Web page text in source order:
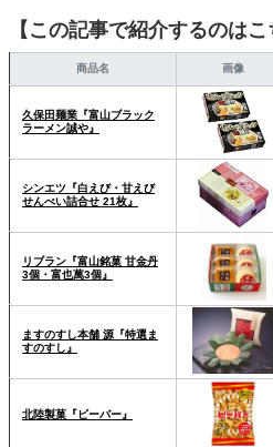
【この記事で紹介するのはこ
商品名 画像
久保田麺業『富山ブラック
ラーメン誠や』
シンエツ『白えび・甘えび
せんべい詰合せ 21枚』
リブラン『富山銘菓 甘金丹
3個・富也萬3個』
ますのすし本舗 源『特選ま
すのすし』
北陸製菓『ビーバー』